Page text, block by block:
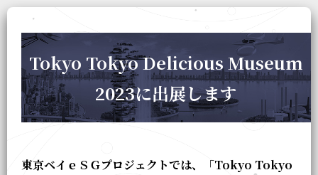
Tokyo Tokyo Delicious Museum
2023に出展します
東京ベイｅＳＧプロジェクトでは、「Tokyo Tokyo